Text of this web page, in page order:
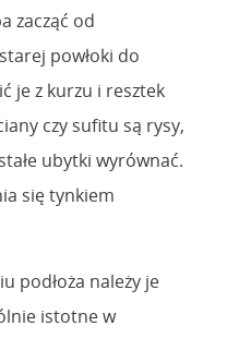
zacząć od
powłoki do
je z kurzu i resztek
czy sufitu są rysy,
ubytki wyrównać.
się tynkiem
podłoża należy je
istotne w